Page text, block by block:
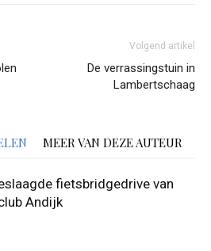
Volgend artikel
De verrassingstuin in
Lambertschaag
MEER VAN DEZE AUTEUR
fietsbridgedrive van
Andijk